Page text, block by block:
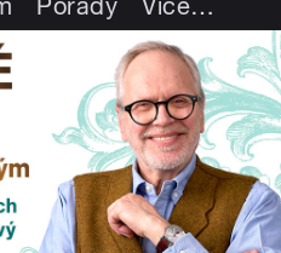
Pořady Více…